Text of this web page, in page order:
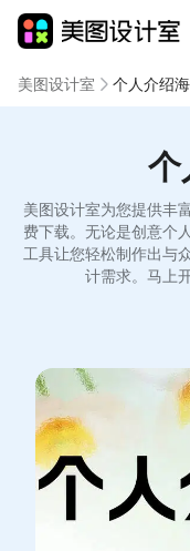
美图设计室 个人介绍
个
美图设计室为您提供丰
费下载。无论是创意个
工具让您轻松制作出与
计需求。马上